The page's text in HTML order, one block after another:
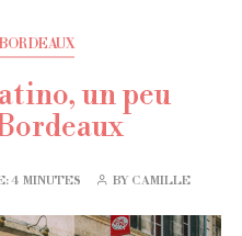
un peu
4 MINUTES BY CAMILLE